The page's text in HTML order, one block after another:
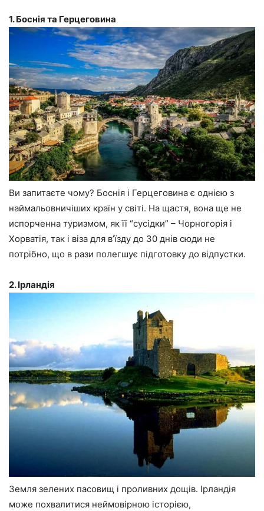
1. Боснія та Герцеговина
Ви запитаєте чому? Боснія і Герцеговина є однією з
наймальовничіших країн у світі. На щастя, вона ще не
испорченна туризмом, як її “сусідки” – Чорногорія і
Хорватія, так і віза для в’їзду до 30 днів сюди не
потрібно, що в рази полегшує підготовку до відпустки.
2. Ірландія
Земля зелених пасовищ і проливних дощів. Ірландія
може похвалитися неймовірною історією,